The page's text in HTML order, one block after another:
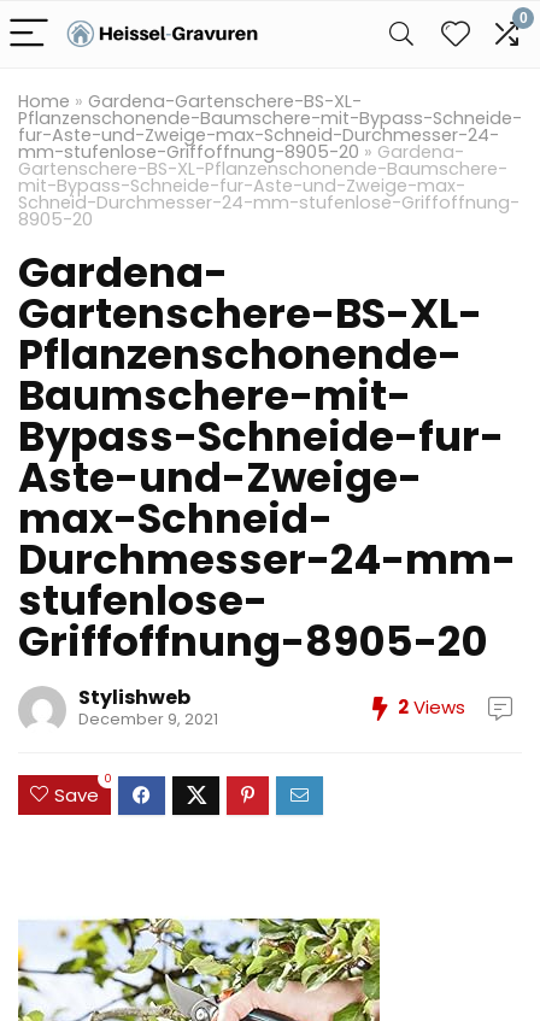
0
Home » Gardena-Gartenschere-BS-XL-
Pflanzenschonende-Baumschere-mit-Bypass-Schneide-
fur-Aste-und-Zweige-max-Schneid-Durchmesser-24-
mm-stufenlose-Griffoffnung-8905-20 » Gardena-
Gartenschere-BS-XL-Pflanzenschonende-Baumschere-
mit-Bypass-Schneide-fur-Aste-und-Zweige-max-
Schneid-Durchmesser-24-mm-stufenlose-Griffoffnung-
8905-20
Gardena-
Gartenschere-BS-XL-
Pflanzenschonende-
Baumschere-mit-
Bypass-Schneide-fur-
Aste-und-Zweige-
max-Schneid-
Durchmesser-24-mm-
stufenlose-
Griffoffnung-8905-20
Stylishweb
December 9, 2021 2Views
Save
0